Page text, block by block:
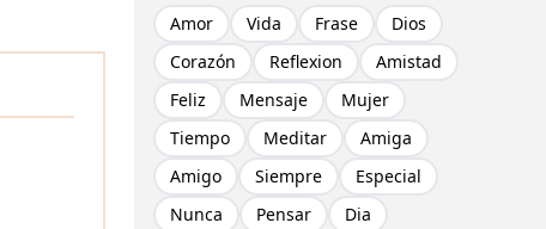
Amor Vida Frase
Dios
Corazón
Reflexion
Amistad
Feliz
Mensaje
Mujer
Tiempo
Meditar
Amiga
Amigo
Siempre
Especial
Nunca
Pensar
Dia